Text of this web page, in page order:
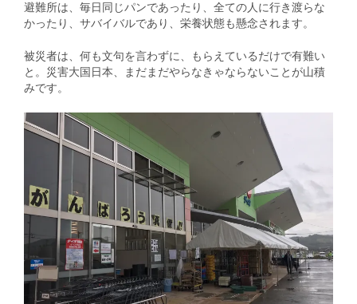
避難所は、毎日同じパンであったり、全ての人に行き渡らな
かったり、サバイバルであり、栄養状態も懸念されます。
被災者は、何も文句を言わずに、もらえているだけで有難い
と。災害大国日本、まだまだやらなきゃならないことが山積
みです。